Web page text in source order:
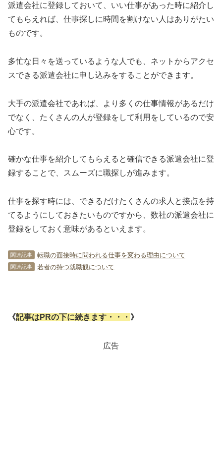
派遣会社に登録しておいて、いい仕事があった時に紹介し
てもらえれば、仕事探しに時間を割けない人はありがたい
ものです。
多忙な日々を送っているような人でも、ネットからアクセ
スできる派遣会社に申し込みをすることができます。
大手の派遣会社であれば、より多くの仕事情報があるだけ
でなく、たくさんの人が登録をして利用をしているので安
心です。
確かな仕事を紹介してもらえると確信できる派遣会社に登
録することで、スムーズに職探しが進みます。
仕事を探す時には、できるだけたくさんの求人と接点を持
てるようにしておきたいものですから、数社の派遣会社に
登録をしておく意味があるといえます。
関連記事 転職の面接時に問われる仕事を変わる理由について
関連記事 若者の持つ就職観について
《記事はPRの下に続きます・・・ 》
広告